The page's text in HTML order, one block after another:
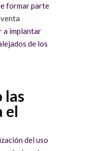
formar parte
a implantar
de los
las
el
del uso